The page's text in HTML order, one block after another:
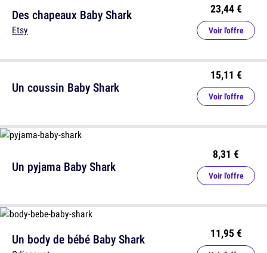
Des chapeaux Baby Shark
Etsy
23,44 €
Voir l'offre
Un body de bébé Baby Shark 11,95 €
Un coussin Baby Shark
15,11 €
Voir l'offre
Un pyjama Baby Shark
8,31 €
Voir l'offre